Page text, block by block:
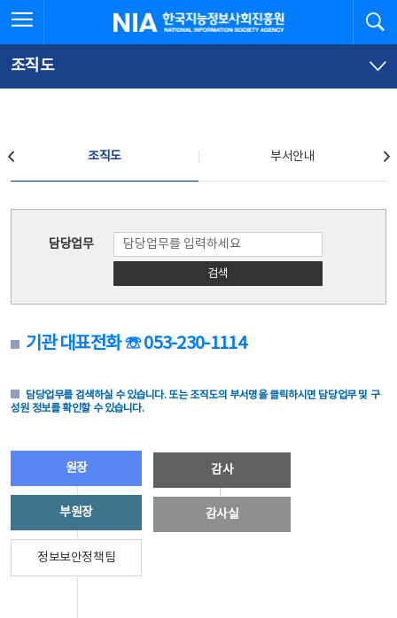
문
로
가
체
뉴
바
가
한국지능정보사회진흥원
조직도
조직도 부서안내
담당업무
검색
기관 대표전화 ☏ 053-230-1114
담당업무를 검색하실 수 있습니다. 또는 조직도의 부서명을 클릭하시면 담당업무 및 구
성원 정보를 확인할 수 있습니다.
원장
부원장
정보보안정책팀
감사
감사실